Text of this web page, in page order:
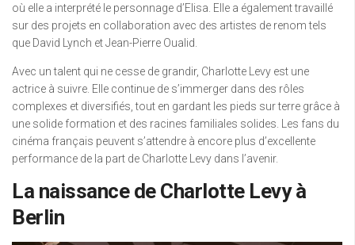
où elle a interprété le personnage d’Elisa. Elle a également travaillé
sur des projets en collaboration avec des artistes de renom tels
que David Lynch et Jean-Pierre Oualid.
Avec un talent qui ne cesse de grandir, Charlotte Levy est une
actrice à suivre. Elle continue de s’immerger dans des rôles
complexes et diversifiés, tout en gardant les pieds sur terre grâce à
une solide formation et des racines familiales solides. Les fans du
cinéma français peuvent s’attendre à encore plus d’excellente
performance de la part de Charlotte Levy dans l’avenir.
La naissance de Charlotte Levy à
Berlin